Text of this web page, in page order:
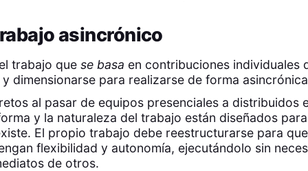
asincrónico
trabajo que se basa en contribuciones individuales
dimensionarse para realizarse de forma
al pasar de equipos presenciales a distribuidos
y la naturaleza del trabajo están diseñados
El propio trabajo debe reestructurarse para
flexibilidad y autonomía, ejecutándolo sin
de otros.